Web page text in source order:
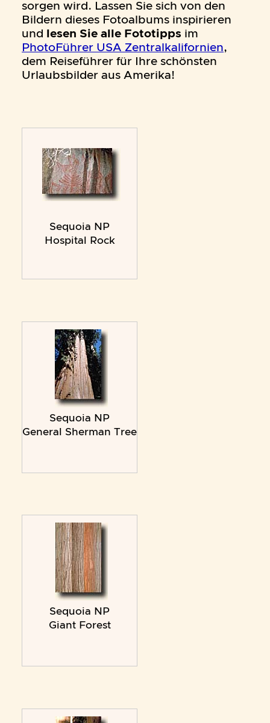
sorgen wird. Lassen Sie sich von den
Bildern dieses Fotoalbums inspirieren
und
lesen Sie alle Fototipps im
PhotoFührer USA Zentralkalifornien,
dem Reiseführer für Ihre schönsten
Urlaubsbilder aus Amerika!
Sequoia NP
Hospital Rock
Sequoia NP
General Sherman Tree
Sequoia NP
Giant Forest